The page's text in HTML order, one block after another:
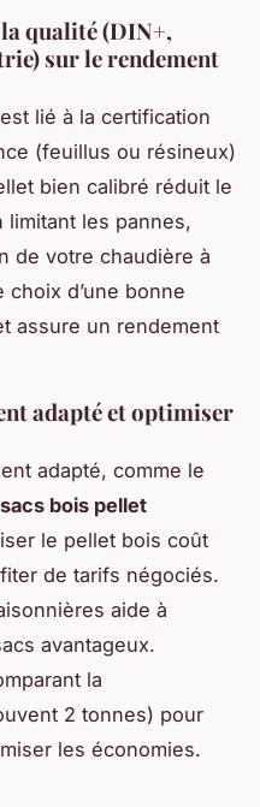
qualité (DIN+,
sur le rendement
est lié à la certification
(feuillus ou résineux)
bien calibré réduit le
les pannes,
de votre chaudière à
d’une bonne
assure un rendement
adapté et optimiser
adapté, comme le
bois pellet
le pellet bois coût
de tarifs négociés.
aide à
avantageux.
la
2 tonnes) pour
les économies.